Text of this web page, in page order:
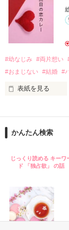
｢なんであんたが
『生きていてく
｢あんたなんか産
『産まれてきて
両親から虐待を
泣き方も、笑い
#幼なじみ #両片想い
#おまじない #結婚 #
表紙を見る
きになっちゃう
かんたん検索
じっくり読める キーワ
ド 「独占欲」 の話